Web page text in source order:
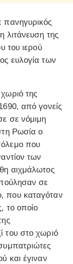
πανηγυρικός
λιτάνευση της
του ιερού
ευλογία των
της
από γονείς
σε νόμιμη
Ρωσία ο
που
των
αιχμάλωτος
σε
που καταγόταν
το οποίο
του στο χωριό
και έγιναν